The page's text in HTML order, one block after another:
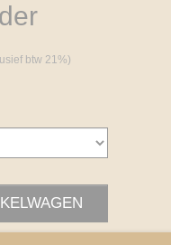
btw 21%)